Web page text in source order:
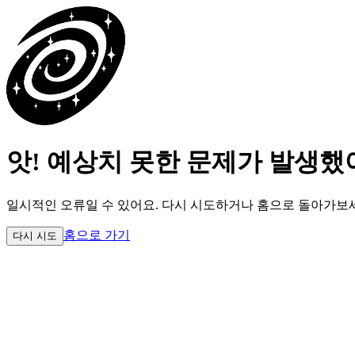
앗! 예상치 못한 문제가 발생했
일시적인 오류일 수 있어요. 다시 시도하거나 홈으로 돌아가보
다시 시도 홈으로 가기